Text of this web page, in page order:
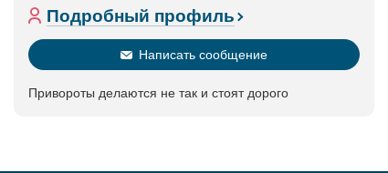
Подробный профиль
Написать сообщение
Привороты делаются не так и стоят дорого